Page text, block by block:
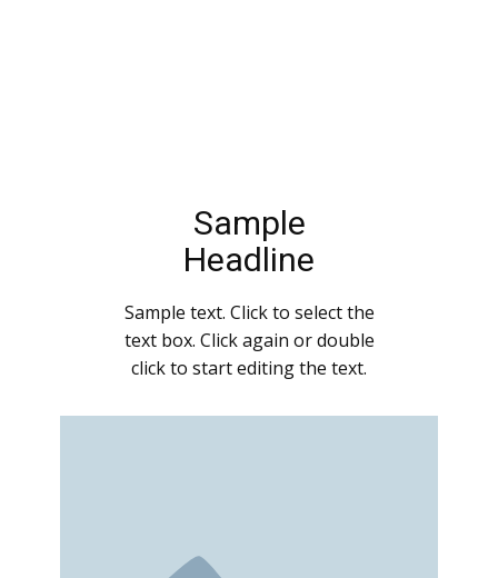
Sample
Headline
Sample text. Click to select the
text box. Click again or double
click to start editing the text.